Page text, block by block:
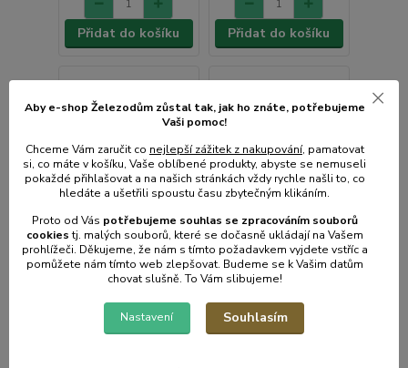
Přidat do košíku Přidat do košíku
Aby e-shop Železodům zůstal tak, jak ho znáte, potřebujeme
Vaši pomoc!
Chceme Vám zaručit co nejlepší zážitek z nakupování, pamatovat
si, co máte v košíku, Vaše oblíbené produkty, abyste se nemuseli
pokaždé přihlašovat a na našich stránkách vždy rychle našli to, co
hledáte a ušetřili spoustu času zbytečným klikáním.
Proto od Vás potřebujeme souhlas se zpracováním souborů
cookiestj. malých souborů, které se dočasně ukládají na Vašem
prohlížeči. Děkujeme, že nám s tímto požadavkem vyjdete vstříc a
pomůžete nám tímto web zlepšovat. Budeme se k Vašim datům
chovat slušně. To Vám slibujeme!
Nastavení Souhlasím